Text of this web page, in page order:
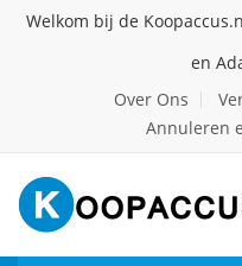
Welkom bij de
en
Over Ons
Annuleren